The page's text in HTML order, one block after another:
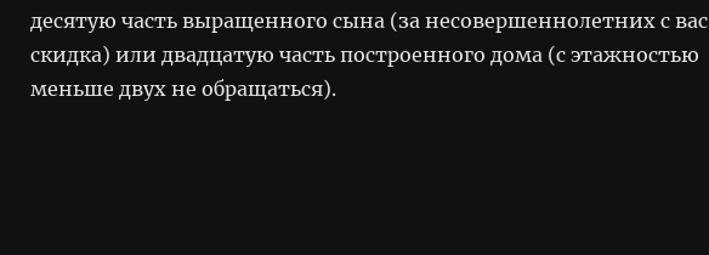
десятую часть выращенного сына (за несовершеннолетних с вас
скидка) или двадцатую часть построенного дома (с этажностью
меньше двух не обращаться).